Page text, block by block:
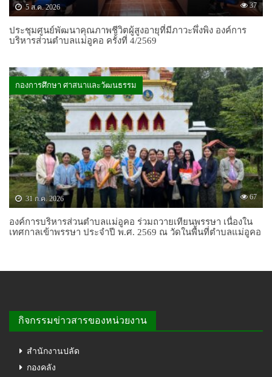
5 ส.ค. 2026 37
ประชุมศูนย์พัฒนาคุณภาพชีวิตผู้สูงอายุที่มีภาวะพึ่งพิง องค์การ
บริหารส่วนตำบลแม่อูคอ ครั้งที่ 4/2569
กองการศึกษา ศาสนาและวัฒนธรรม
31 ก.ค. 2026 67
องค์การบริหารส่วนตำบลแม่อูคอ ร่วมถวายเทียนพรรษา เนื่องใน
เทศกาลเข้าพรรษา ประจำปี พ.ศ. 2569 ณ วัดในพื้นที่ตำบลแม่อูคอ
กิจกรรมข่าวสารของหน่วยงาน
สำนักงานปลัด
กองคลัง